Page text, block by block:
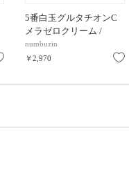
お気に入り
5番白玉グルタチオンC
メラゼロクリーム /
50ML
numbuzin
￥2,970